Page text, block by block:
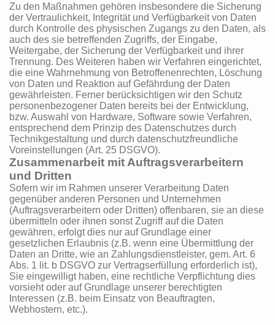
Zu den Maßnahmen gehören insbesondere die Sicherung
der Vertraulichkeit, Integrität und Verfügbarkeit von Daten
durch Kontrolle des physischen Zugangs zu den Daten, als
auch des sie betreffenden Zugriffs, der Eingabe,
Weitergabe, der Sicherung der Verfügbarkeit und ihrer
Trennung. Des Weiteren haben wir Verfahren eingerichtet,
die eine Wahrnehmung von Betroffenenrechten, Löschung
von Daten und Reaktion auf Gefährdung der Daten
gewährleisten. Ferner berücksichtigen wir den Schutz
personenbezogener Daten bereits bei der Entwicklung,
bzw. Auswahl von Hardware, Software sowie Verfahren,
entsprechend dem Prinzip des Datenschutzes durch
Technikgestaltung und durch datenschutzfreundliche
Voreinstellungen (Art. 25 DSGVO).
Zusammenarbeit mit Auftragsverarbeitern
und Dritten
Sofern wir im Rahmen unserer Verarbeitung Daten
gegenüber anderen Personen und Unternehmen
(Auftragsverarbeitern oder Dritten) offenbaren, sie an diese
übermitteln oder ihnen sonst Zugriff auf die Daten
gewähren, erfolgt dies nur auf Grundlage einer
gesetzlichen Erlaubnis (z.B. wenn eine Übermittlung der
Daten an Dritte, wie an Zahlungsdienstleister, gem. Art. 6
Abs. 1 lit. b DSGVO zur Vertragserfüllung erforderlich ist),
Sie eingewilligt haben, eine rechtliche Verpflichtung dies
vorsieht oder auf Grundlage unserer berechtigten
Interessen (z.B. beim Einsatz von Beauftragten,
Webhostern, etc.).